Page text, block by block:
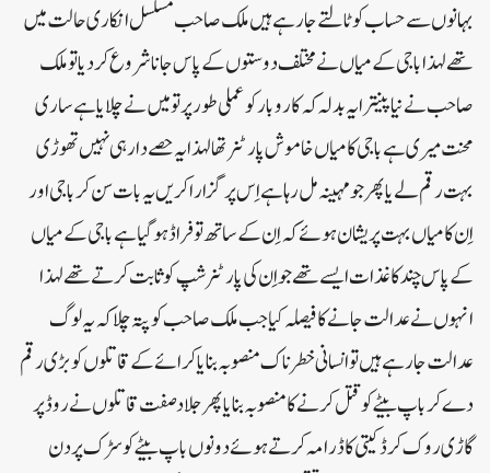
بہانوں سے حساب کو ٹالتے جا رہے ہیں ملک صاحب مسلسل انکاری حالت میں
تھے لہذا باجی کے میاں نے مختلف دوستوں کے پاس جاناشروع کر دیا تو ملک
صاحب نے نیا پینترا یہ بدلہ کہ کاروبار کو عملی طور پر تو میں نے چلا یا ہے ساری
محنت میری ہے باجی کا میاں خاموش پارٹنر تھا لہذا یہ حصے دار ہی نہیں تھوڑی
بہت رقم لے یا پھر جو مہینہ مل رہا ہے اِس پر گزاراکریں یہ بات سن کر باجی اور
اِن کا میاں بہت پریشان ہو ئے کہ اِن کے ساتھ تو فراڈ ہو گیا ہے باجی کے میاں
کے پاس چند کا غذات ایسے تھے جو اِن کی پارٹنر شپ کو ثا بت کر تے تھے لہذا
انہوں نے عدالت جانے کا فیصلہ کیا جب ملک صاحب کوپتہ چلا کہ یہ لوگ
عدالت جا رہے ہیں تو انسانی خطرناک منصوبہ بنا یا کرائے کے قاتلوں کو بڑی رقم
دے کر باپ بیٹے کو قتل کرنے کا منصوبہ بنا یا پھر جلاد صفت قاتلوں نے روڈ پر
گاڑی روک کر ڈکیتی کا ڈرامہ کرتے ہوئے دونوں باپ بیٹے کو سڑک پر دن